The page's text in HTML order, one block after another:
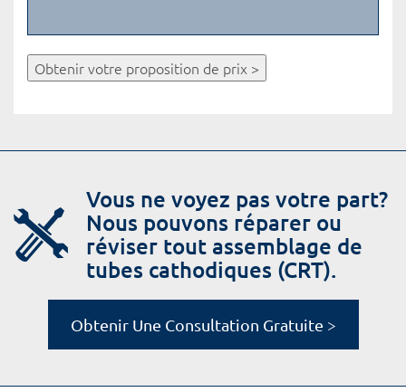
Obtenir votre proposition de prix >
Vous ne voyez pas votre part?
Nous pouvons réparer ou
réviser tout assemblage de
tubes cathodiques (CRT).
Obtenir Une Consultation Gratuite >